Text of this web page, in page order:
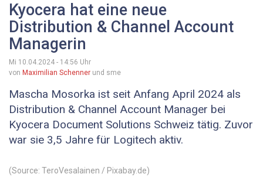
Kyocera hat eine neue
Distribution & Channel Account
Managerin
Mi 10.04.2024 - 14:56 Uhr
von Maximilian Schenner und sme
Mascha Mosorka ist seit Anfang April 2024 als
Distribution & Channel Account Manager bei
Kyocera Document Solutions Schweiz tätig. Zuvor
war sie 3,5 Jahre für Logitech aktiv.
(Source: TeroVesalainen / Pixabay.de)